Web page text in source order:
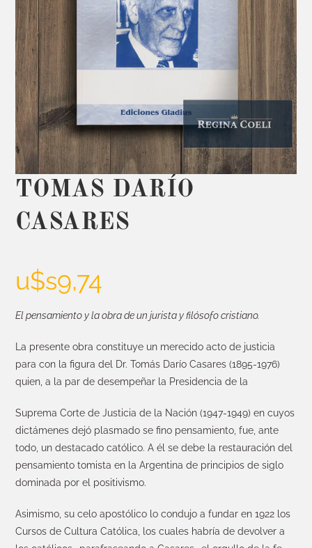
TOMAS DARÍO
CASARES
u$s9,74
El pensamiento y la obra de un jurista y filósofo cristiano.
La presente obra constituye un merecido acto de justicia
para con la figura del Dr. Tomás Darío Casares(1895-1976)
quien, a la par de desempeñar la Presidencia de la
Suprema Corte de Justicia de la Nación(1947-1949) en cuyos
dictámenes dejó plasmado se fino pensamiento, fue, ante
todo, un destacado católico. A él se debe la restauración del
pensamiento tomista en la Argentina de principios de siglo
dominada por el positivismo.
Asimismo, su celo apostólico lo condujo a fundar en 1922 los
Cursos de Cultura Católica, los cuales habría de devolver a